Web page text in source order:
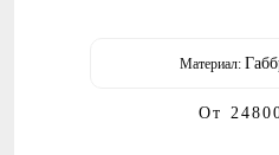
Материал:
От